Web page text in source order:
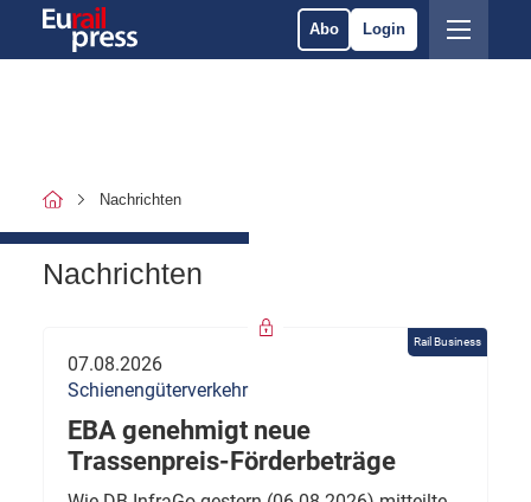
Abo Login
Nachrichten
Nachrichten
Rail Business
07.08.2026
Schienengüterverkehr
EBA genehmigt neue
Trassenpreis-Förderbeträge